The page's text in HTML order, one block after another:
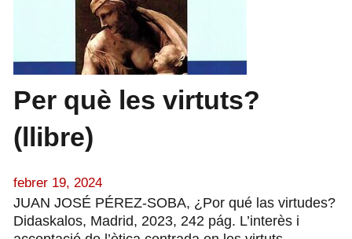
Per què les virtuts?
(llibre)
febrer 19, 2024
JUAN JOSÉ PÉREZ-SOBA, ¿Por qué las virtudes?
Didaskalos, Madrid, 2023, 242 pág. L’interès i